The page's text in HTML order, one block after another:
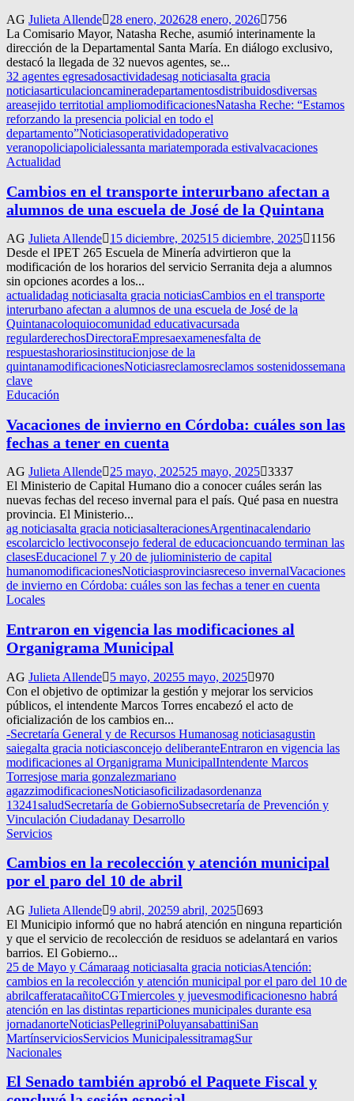
AG Julieta Allende 28 enero, 202628 enero, 2026
756
La Comisario Mayor, Natasha Reche, asumió interinamente la
dirección de la Departamental Santa María. En diálogo exclusivo,
destacó la llegada de 32 nuevos agentes, se...
32 agentes egresadosactividadesag noticiasalta gracia
noticiasarticulacioncamineradepartamentosdistribuidosdiversas
areasejido territotial ampliomodificacionesNatasha Reche: “Estamos
reforzando la presencia policial en todo el
departamento”Noticiasoperatividadoperativo
veranopoliciapolicialessanta mariatemporada estivalvacaciones
Actualidad
Cambios en el transporte interurbano afectan a
alumnos de una escuela de José de la Quintana
AG Julieta Allende 15 diciembre, 202515 diciembre, 2025
1156
Desde el IPET 265 Escuela de Minería advirtieron que la
modificación de los horarios del servicio Serranita deja a alumnos
sin opciones acordes a los...
actualidadag noticiasalta gracia noticiasCambios en el transporte
interurbano afectan a alumnos de una escuela de José de la
Quintanacoloquiocomunidad educativacursada
regularderechosDirectoraEmpresaexamenesfalta de
respuestashorariosinstitucionjose de la
quintanamodificacionesNoticiasreclamosreclamos sostenidossemana
clave
Educación
Vacaciones de invierno en Córdoba: cuáles son las
fechas a tener en cuenta
AG Julieta Allende 25 mayo, 202525 mayo, 2025 3337
El Ministerio de Capital Humano dio a conocer cuáles serán las
nuevas fechas del receso invernal para el país. Qué pasa en nuestra
provincia. El Ministerio...
ag noticiasalta gracia noticiasalteracionesArgentinacalendario
escolarciclo lectivoconsejo federal de educacioncuando terminan las
clasesEducacionel 7 y 20 de julioministerio de capital
humanomodificacionesNoticiasprovinciasreceso invernalVacaciones
de invierno en Córdoba: cuáles son las fechas a tener en cuenta
Locales
Entraron en vigencia las modificaciones al
Organigrama Municipal
AG Julieta Allende 5 mayo, 20255 mayo, 2025 970
Con el objetivo de optimizar la gestión y mejorar los servicios
públicos, el intendente Marcos Torres encabezó el acto de
oficialización de los cambios en...
-Secretaría General y de Recursos Humanosag noticiasagustin
saiegalta gracia noticiasconcejo deliberanteEntraron en vigencia las
modificaciones al Organigrama MunicipalIntendente Marcos
Torresjose maria gonzalezmariano
agazzimodificacionesNoticiasoficilizadasordenanza
13241saludSecretaría de GobiernoSubsecretaría de Prevención y
Vinculación Ciudadanay Desarrollo
Servicios
Cambios en la recolección y atención municipal
por el paro del 10 de abril
AG Julieta Allende 9 abril, 20259 abril, 2025 693
El Municipio informó que no habrá atención en ninguna repartición
y que el servicio de recolección de residuos se adelantará en varios
barrios. El Gobierno...
25 de Mayo y Cámaraag noticiasalta gracia noticiasAtención:
cambios en la recolección y atención municipal por el paro del 10 de
abrilcafferatacañitoCGTmiercoles y juevesmodificacionesno habrá
atención en las distintas reparticiones municipales durante esa
jornadanorteNoticiasPellegriniPoluyansabattiniSan
MartínserviciosServicios MunicipalessitramagSur
Nacionales
El Senado también aprobó el Paquete Fiscal y